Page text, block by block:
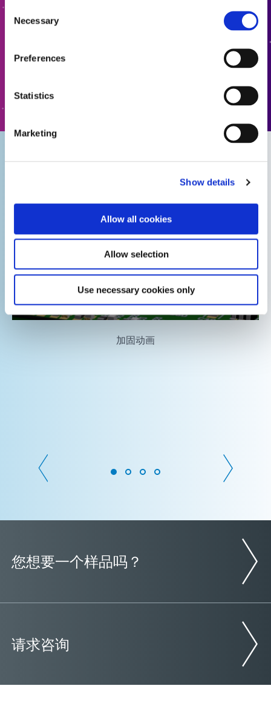
Selection
Necessary
Preferences
Statistics
Marketing
Show details
Allow all cookies
Allow selection
Use necessary cookies only
加固动画
您想要一个样品吗？
请求咨询